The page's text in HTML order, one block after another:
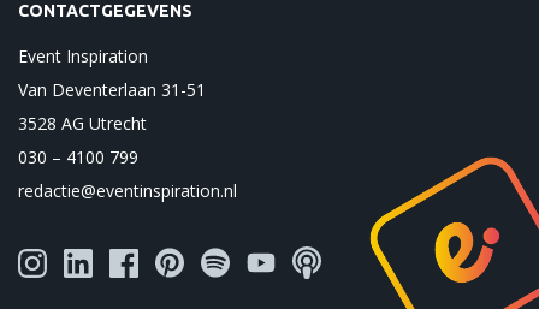
CONTACTGEGEVENS
Event Inspiration
Van Deventerlaan 31-51
3528 AG Utrecht
030 – 4100 799
redactie@eventinspiration.nl